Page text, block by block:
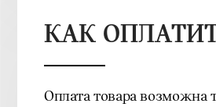
КАК
Оплата товара возможна